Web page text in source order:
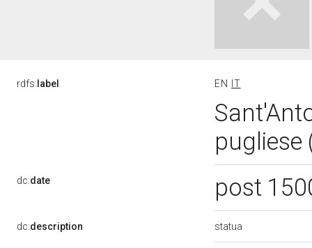
rdfs: label EN IT
pugliese
dc:date post
dc:description statua